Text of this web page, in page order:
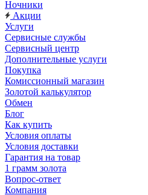
Ночники
Акции
Услуги
Сервисные службы
Сервисный центр
Дополнительные услуги
Покупка
Комиссионный магазин
Золотой калькулятор
Обмен
Блог
Как купить
Условия оплаты
Условия доставки
Гарантия на товар
1 грамм золота
Вопрос-ответ
Компания